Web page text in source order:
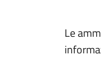
Le